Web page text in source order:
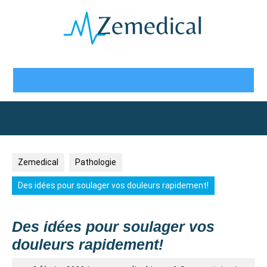
Zemedical Pathologie
Des idées pour soulager vos douleurs rapidement!
Des idées pour soulager vos
douleurs rapidement!